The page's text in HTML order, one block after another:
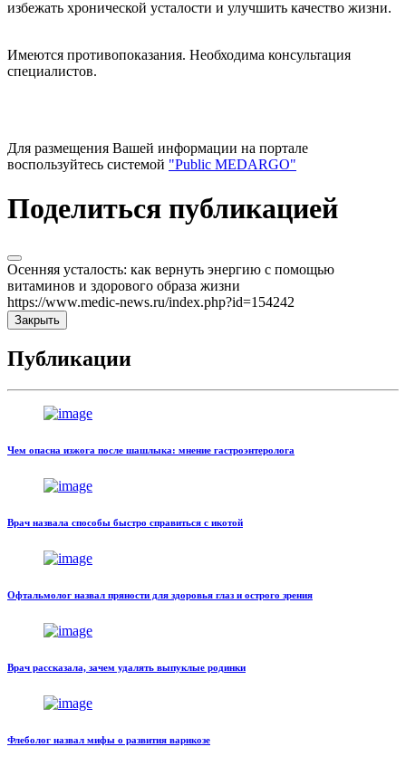
избежать хронической усталости и улучшить качество жизни.
Имеются противопоказания. Необходима консультация
специалистов.
Для размещения Вашей информации на портале
воспользуйтесь системой "Public MEDARGO"
Поделиться публикацией
Осенняя усталость: как вернуть энергию с помощью
витаминов и здорового образа жизни
https://www.medic-news.ru/index.php?id=154242
Закрыть
Публикации
Чем опасна изжога после шашлыка: мнение гастроэнтеролога
Врач назвала способы быстро справиться с икотой
Офтальмолог назвал пряности для здоровья глаз и острого зрения
Врач рассказала, зачем удалять выпуклые родинки
Флеболог назвал мифы о развития варикозе